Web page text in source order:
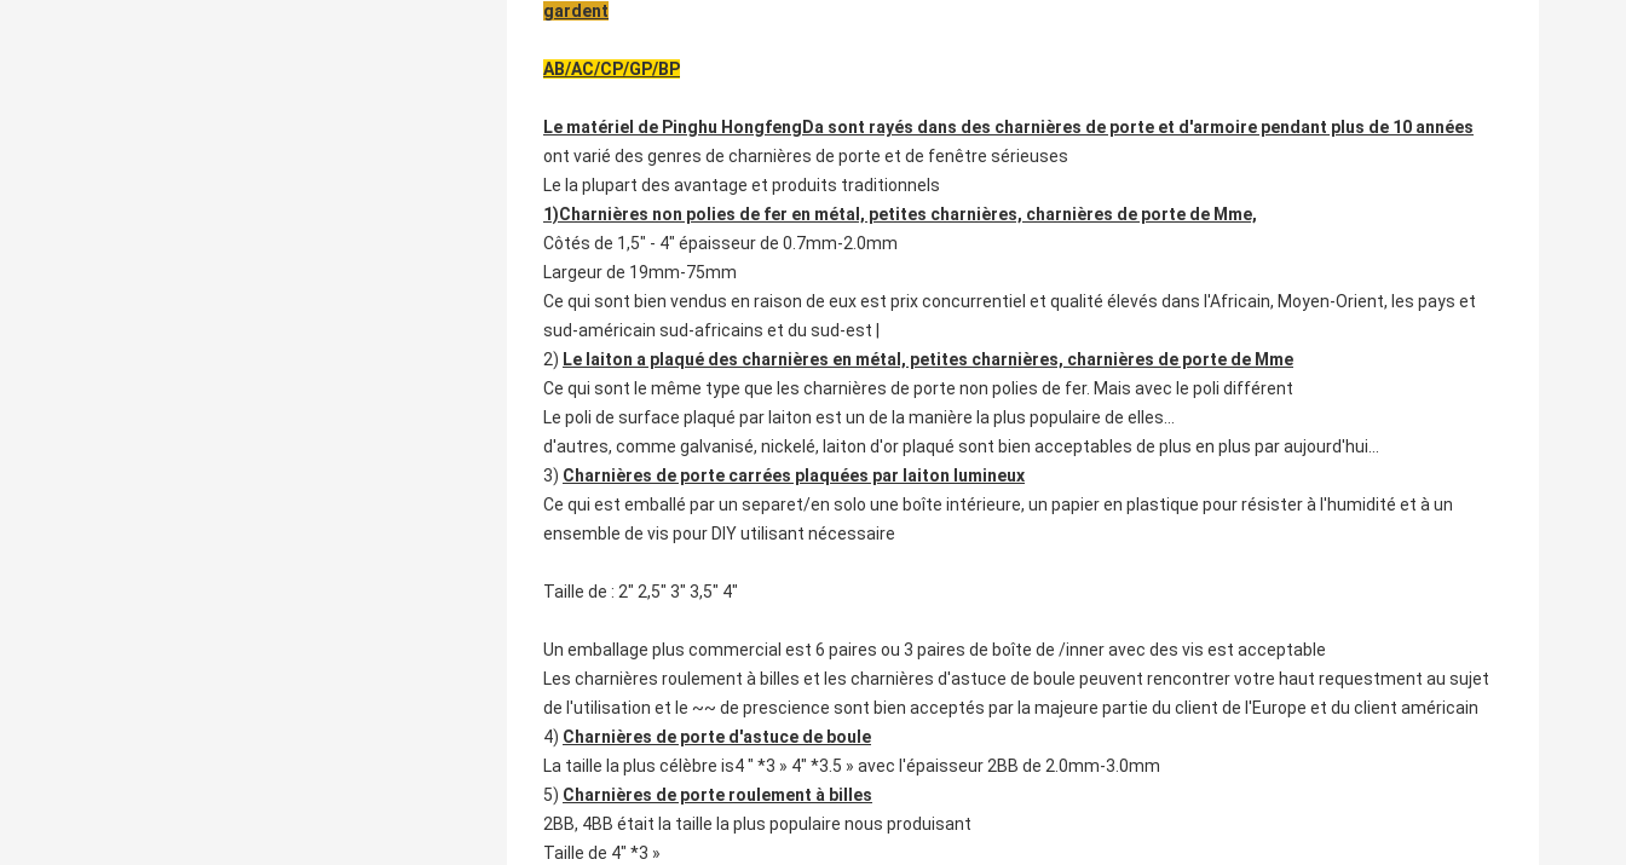
gardent
AB/AC/CP/GP/BP
Le matériel de Pinghu HongfengDa sont rayés dans des charnières de porte et d'armoire pendant plus de 10 années
ont varié des genres de charnières de porte et de fenêtre sérieuses
Le la plupart des avantage et produits traditionnels
1)Charnières non polies de fer en métal, petites charnières, charnières de porte de Mme,
Côtés de 1,5" - 4" épaisseur de 0.7mm-2.0mm
Largeur de 19mm-75mm
Ce qui sont bien vendus en raison de eux est prix concurrentiel et qualité élevés dans l'Africain, Moyen-Orient, les pays et
sud-américain sud-africains et du sud-est |
2) Le laiton a plaqué des charnières en métal, petites charnières, charnières de porte de Mme
Ce qui sont le même type que les charnières de porte non polies de fer. Mais avec le poli différent
Le poli de surface plaqué par laiton est un de la manière la plus populaire de elles…
d'autres, comme galvanisé, nickelé, laiton d'or plaqué sont bien acceptables de plus en plus par aujourd'hui…
3) Charnières de porte carrées plaquées par laiton lumineux
Ce qui est emballé par un separet/en solo une boîte intérieure, un papier en plastique pour résister à l'humidité et à un
ensemble de vis pour DIY utilisant nécessaire
Taille de : 2" 2,5" 3" 3,5" 4"
Un emballage plus commercial est 6 paires ou 3 paires de boîte de /inner avec des vis est acceptable
Les charnières roulement à billes et les charnières d'astuce de boule peuvent rencontrer votre haut requestment au sujet
de l'utilisation et le ~~ de prescience sont bien acceptés par la majeure partie du client de l'Europe et du client américain
4) Charnières de porte d'astuce de boule
La taille la plus célèbre is4 " *3 » 4" *3.5 » avec l'épaisseur 2BB de 2.0mm-3.0mm
5) Charnières de porte roulement à billes
2BB, 4BB était la taille la plus populaire nous produisant
Taille de 4" *3 »